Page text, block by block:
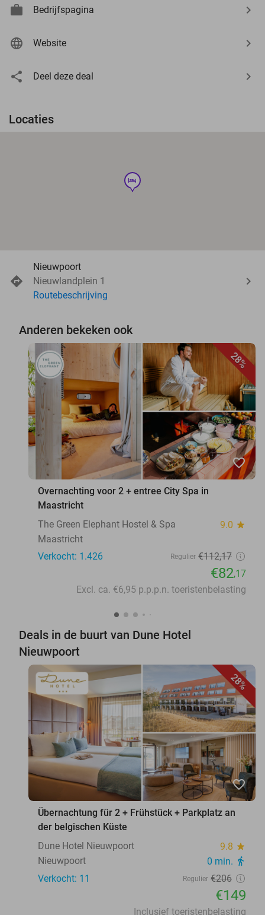
Bedrijfspagina
Website
Deel deze deal
Locaties
hotel
Nieuwpoort
Nieuwlandplein 1
Routebeschrijving
Anderen bekeken ook
28%
favorite_border
Overnachting voor 2 + entree City Spa in
Maastricht
The Green Elephant Hostel & Spa
9.0 star
Maastricht
Verkocht: 1.426
Regulier €112,17
€82,17
Excl. ca. €6,95 p.p.p.n. toeristenbelasting
Deals in de buurt van Dune Hotel
Nieuwpoort
28%
favorite_border
Übernachtung für 2 + Frühstück + Parkplatz an
der belgischen Küste
Dune Hotel Nieuwpoort
9.8 star
Nieuwpoort 0 min. directions_walk
Verkocht: 11 Regulier €206
€149
Inclusief toeristenbelasting